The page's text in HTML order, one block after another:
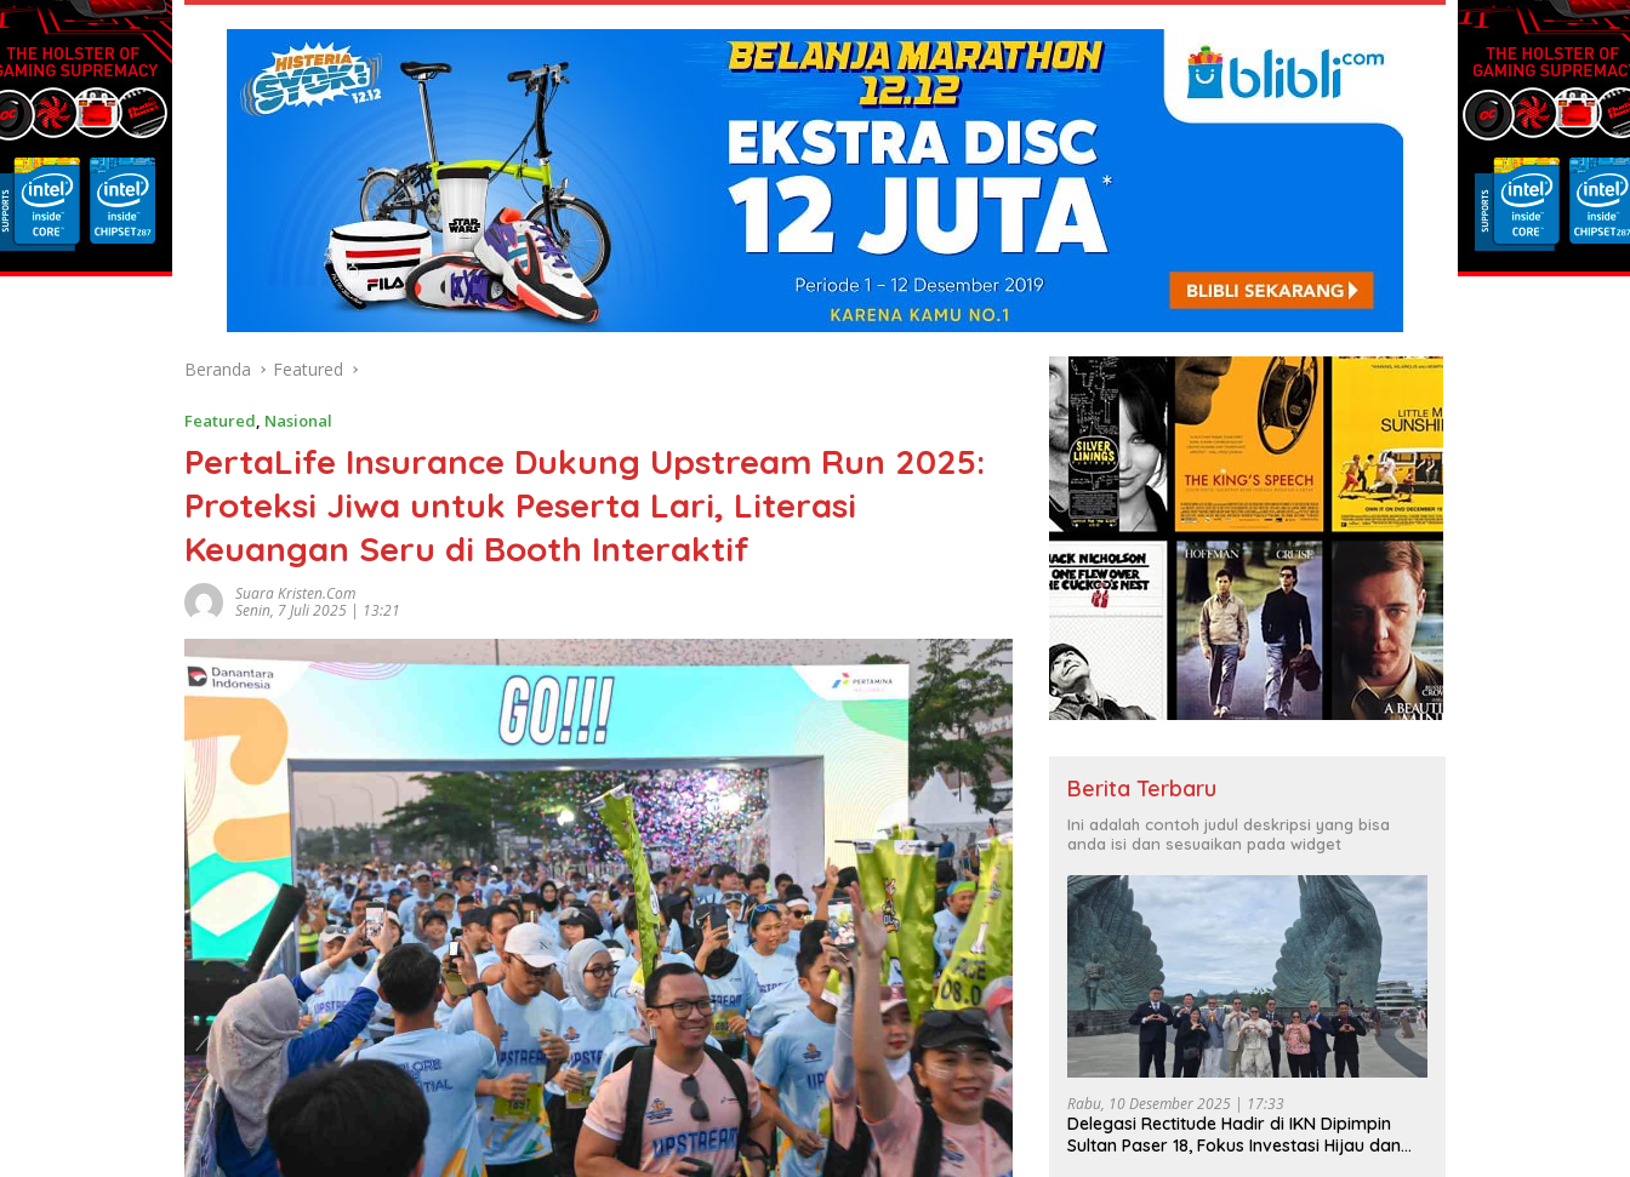
Beranda Featured
Featured, Nasional
PertaLife Insurance Dukung Upstream Run 2025:
Proteksi Jiwa untuk Peserta Lari, Literasi
Keuangan Seru di Booth Interaktif
Suara Kristen.com
Senin, 7 Juli 2025 | 13:21
Berita Terbaru
Ini adalah contoh judul deskripsi yang bisa
anda isi dan sesuaikan pada widget
Rabu, 10 Desember 2025 | 17:33
Delegasi Rectitude Hadir di IKN Dipimpin
Sultan Paser 18, Fokus Investasi Hijau dan